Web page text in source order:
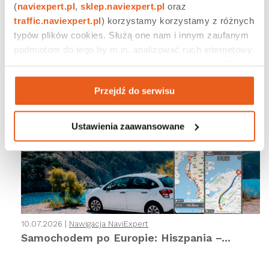
(naviexpert.pl sklep.naviexpert.pl
traffic.naviexpert.pl) korzystamy korzystamy z różnych
typów plików cookies. Służą one nam i innym zaufanym
podmiotom do tego by m.in. analizować ruch internetowy
aktywności na naszych stronach internetowych. Więcej
informacji znajdziesz w naszej polityce prywatności
Przejdź do serwisu
Ustawienia zaawansowane
Nawigacja NaviExpert
Samochodem po Europie: Chorwacja –...
10.07.2026 | Nawigacja NaviExpert
Samochodem po Europie: Hiszpania –...